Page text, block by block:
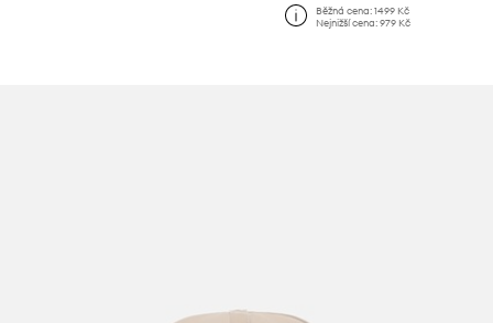
Běžná cena: 1499 Kč
Nejnižší cena: 979 Kč